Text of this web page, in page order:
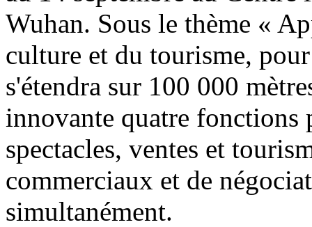
Wuhan. Sous le thème «
culture et du tourisme,
s'étendra sur 100 000
innovante quatre
spectacles, ventes et
commerciaux et de
simultanément.